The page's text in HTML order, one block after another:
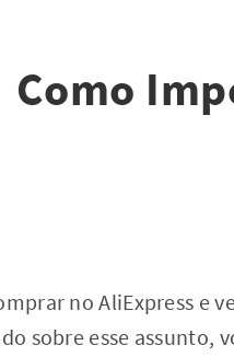
Como
no AliExpress e
sobre esse assunto,